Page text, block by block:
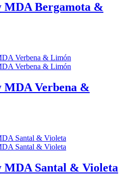
MDA Bergamota &
MDA Verbena &
MDA Santal & Violeta